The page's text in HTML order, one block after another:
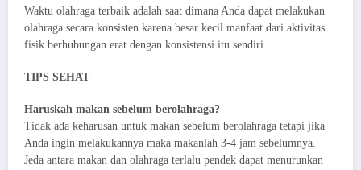
Waktu olahraga terbaik adalah saat dimana Anda dapat melakukan
olahraga secara konsisten karena besar kecil manfaat dari aktivitas
fisik berhubungan erat dengan konsistensi itu sendiri.
TIPS SEHAT
Haruskah makan sebelum berolahraga?
Tidak ada keharusan untuk makan sebelum berolahraga tetapi jika
Anda ingin melakukannya maka makanlah 3-4 jam sebelumnya.
Jeda antara makan dan olahraga terlalu pendek dapat menurunkan